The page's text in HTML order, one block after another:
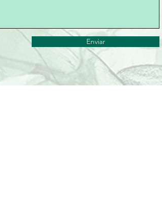
Enviar